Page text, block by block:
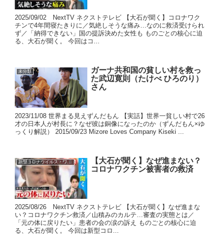
2025/09/02 NextTV ネクストテレビ 【大石が聞く】コロナワク
チンで4年間寝たきりに／気絶しそうな痛み…なのに救済受けられ
ず／「納得できない」国の提訴決めた女性も ものごとの核心に迫
る、大石が聞く。 今回はコ...
未分類
ガーナ共和国の貧しい村を救っ
た武辺寛則（たけべ ひろのり）
さん
2023/11/08 世界まる見えずんだもん 【実話】世界一貧しい村で26
才の日本人が村長に？なぜ彼は銅像になったのか（ずんだもん×ゆ
っくり解説） 2015/09/23 Mizore Loves Company Kiseki ...
新型コロナウイルス・ワクチン
【大石が聞く】なぜ進まない？
コロナワクチン被害者の救済
2025/08/26 NextTV ネクストテレビ 【大石が聞く】なぜ進まな
い？コロナワクチン救済／山積みのカルテ…審査の実態とは／
「元の体に戻りたい」患者の会の涙の訴え ものごとの核心に迫
る、大石が聞く。 今回は新型コロ...